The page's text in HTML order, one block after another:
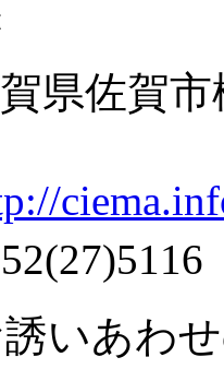
県佐賀
いあわ